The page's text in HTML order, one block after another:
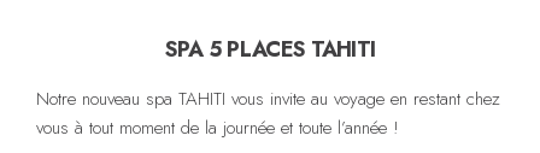
SPA 5 PLACES TAHITI
Notre nouveau spa TAHITI vous invite au voyage en restant chez
vous à tout moment de la journée et toute l’année !